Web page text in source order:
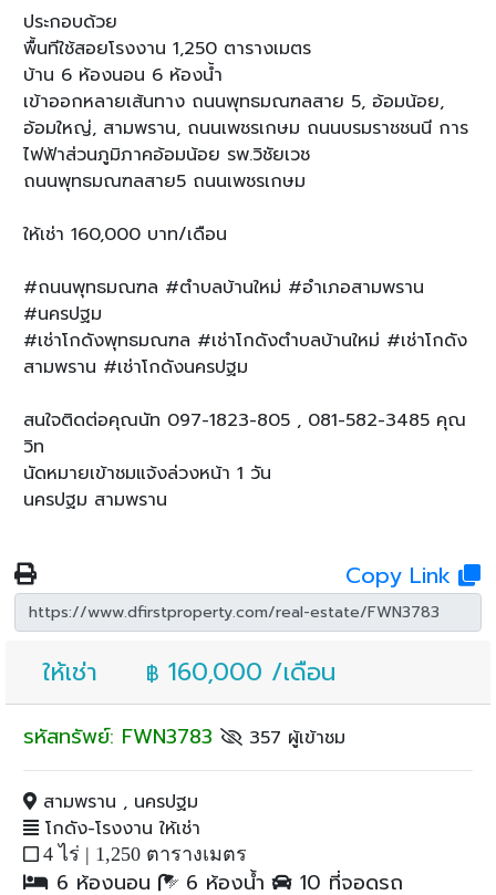
ประกอบด้วย
พื้นทีใช้สอยโรงงาน 1,250 ตารางเมตร
บ้าน 6 ห้องนอน 6 ห้องน้ำ
เข้าออกหลายเส้นทาง ถนนพุทธมณฑลสาย 5, อ้อมน้อย,
อ้อมใหญ่, สามพราน, ถนนเพชรเกษม ถนนบรมราชชนนี การ
ไฟฟ้าส่วนภูมิภาคอ้อมน้อย รพ.วิชัยเวช
ถนนพุทธมณฑลสาย5 ถนนเพชรเกษม
ให้เช่า 160,000 บาท/เดือน
#ถนนพุทธมณฑล #ตำบลบ้านใหม่ #อำเภอสามพราน
#นครปฐม
#เช่าโกดังพุทธมณฑล #เช่าโกดังตำบลบ้านใหม่ #เช่าโกดัง
สามพราน #เช่าโกดังนครปฐม
สนใจติดต่อคุณนัท 097-1823-805 , 081-582-3485 คุณ
วิท
นัดหมายเข้าชมแจ้งล่วงหน้า 1 วัน
นครปฐม สามพราน
Copy Link
ให้เช่า ฿ 160,000 /เดือน
รหัสทรัพย์: FWN3783 357 ผู้เข้าชม
สามพราน , นครปฐม
โกดัง-โรงงาน ให้เช่า
4 ไร่ | 1,250 ตารางเมตร
6 ห้องนอน 6 ห้องน้ำ 10 ที่จอดรถ